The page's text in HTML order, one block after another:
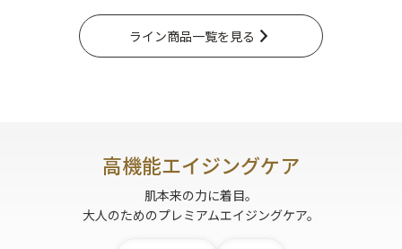
ライン商品一覧を見る
高機能エイジングケア
肌本来の力に着目。
大人のためのプレミアムエイジングケア。